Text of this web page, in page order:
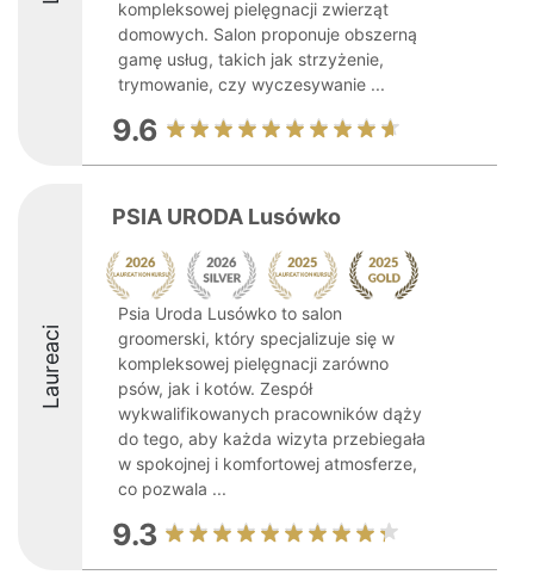
kompleksowej pielęgnacji zwierząt
domowych. Salon proponuje obszerną
gamę usług, takich jak strzyżenie,
trymowanie, czy wyczesywanie ...
9.6
Laureaci
PSIA URODA Lusówko
Psia Uroda Lusówko to salon
groomerski, który specjalizuje się w
kompleksowej pielęgnacji zarówno
psów, jak i kotów. Zespół
wykwalifikowanych pracowników dąży
do tego, aby każda wizyta przebiegała
w spokojnej i komfortowej atmosferze,
co pozwala ...
9.3